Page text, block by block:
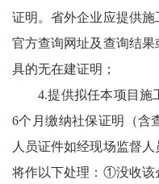
证明。省外企业应提供
官方查询网址及查询结
具的无在建证明；
4.提供拟任本项目施
6个月缴纳社保证明（含
人员证件如经现场监督
将作以下处理：①没收